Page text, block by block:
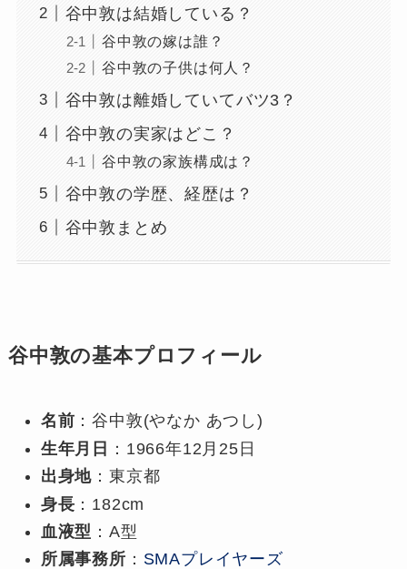
谷中敦は結婚している？
谷中敦の嫁は誰？
谷中敦の子供は何人？
谷中敦は離婚していてバツ3？
谷中敦の実家はどこ？
谷中敦の家族構成は？
谷中敦の学歴、経歴は？
谷中敦まとめ
谷中敦の基本プロフィール
名前 ：谷中敦(やなか あつし)
生年月日
：1966年12月25日
出身地 ：東京都
身長 ：182cm
血液型 ：A型
所属事務所 ： SMAプレイヤーズ